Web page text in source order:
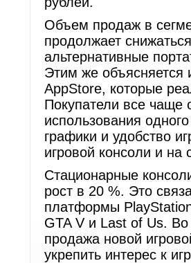
Объем продаж в
продолжает
альтернативные
Этим же объясняется
AppStore, которые
Покупатели все чаще
использования
графики и удобство
игровой консоли и
Стационарные
рост в 20 %. Это
платформы
GTA V и Last of Us. Во
продажа новой
укрепить интерес к